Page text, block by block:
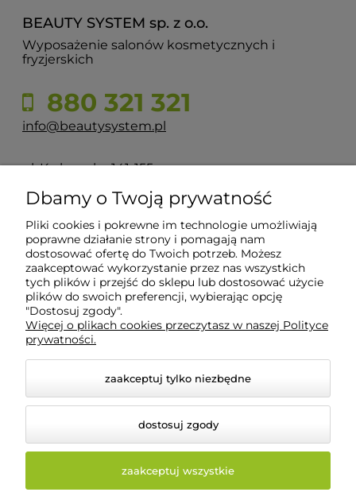
BEAUTY SYSTEM sp. z o.o.
Wyposażenie salonów kosmetycznych i
fryzjerskich
880 321 321
info@beautysystem.pl
ul. Krakowska 141-155
POMOC
INFORMACJE
O NAS
Dbamy o Twoją prywatność
Pliki cookies i pokrewne im technologie umożliwiają
poprawne działanie strony i pomagają nam
dostosować ofertę do Twoich potrzeb. Możesz
zaakceptować wykorzystanie przez nas wszystkich
tych plików i przejść do sklepu lub dostosować użycie
plików do swoich preferencji, wybierając opcję
"Dostosuj zgody".
Więcej o plikach cookies przeczytasz w naszej Polityce
prywatności.
zaakceptuj tylko niezbędne
dostosuj zgody
zaakceptuj wszystkie